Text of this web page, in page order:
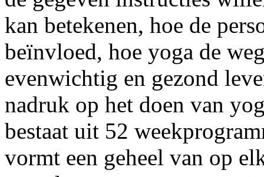
kan betekenen, hoe de
beïnvloed, hoe yoga de
evenwichtig en gezond
nadruk op het doen van
bestaat uit 52
vormt een geheel van op